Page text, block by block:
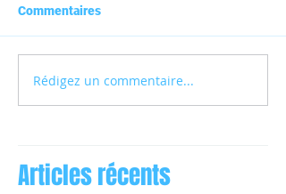
Commentaires
Rédigez un commentaire...
Articles récents